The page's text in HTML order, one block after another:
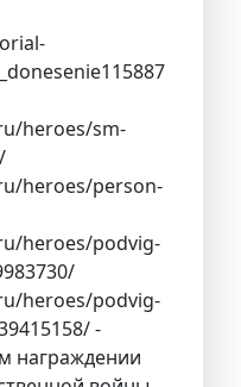
heroes/sm-
heroes/person-
heroes/podvig-
heroes/podvig-
-
награждении